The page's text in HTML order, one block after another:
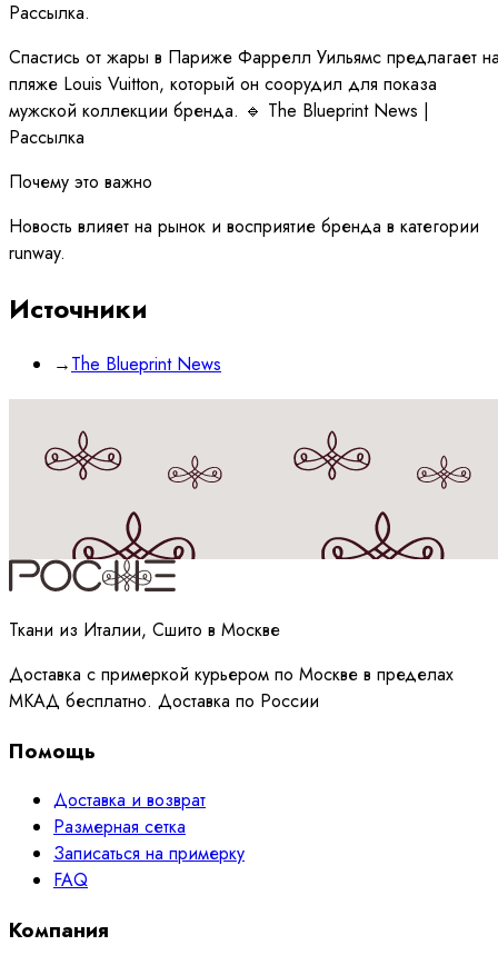
Рассылка.
Спастись от жары в Париже Фаррелл Уильямс предлагает
пляже Louis Vuitton, который он соорудил для показа
мужской коллекции бренда. 🔹 The Blueprint News |
Рассылка
Почему это важно
Новость влияет на рынок и восприятие бренда в категории
runway.
Источники
→The Blueprint News
Принимаюполитикуобработки данных
Ткани из Италии, Сшито в Москве
Доставка с примеркой курьером по Москве в пределах
МКАД бесплатно. Доставка по России
Помощь
Доставка и возврат
Размерная сетка
Записаться на примерку
FAQ
Компания